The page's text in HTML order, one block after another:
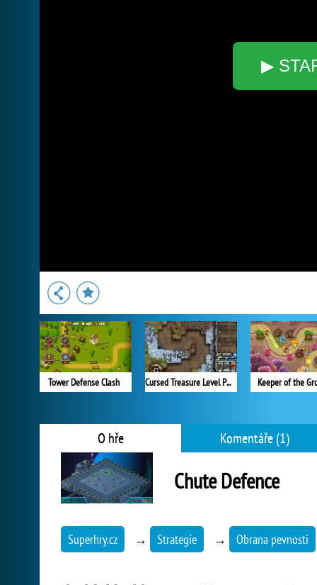
▶
Tower Defense Clash Cursed Treasure Level Pack Keeper of the
O hře Komentáře (1)
Chute Defence
Superhry.cz → Strategie → Obrana pevnosti